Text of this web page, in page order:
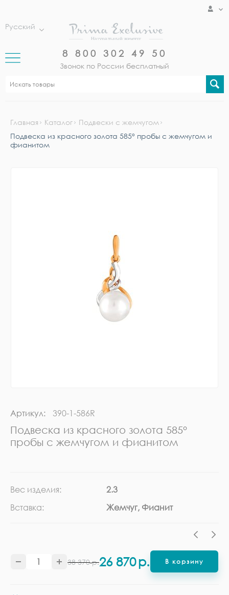
Русский
8 800 302 49 50
Звонок по России бесплатный
Главная Каталог
Подвески с жемчугом
Подвеска из красного золота 585° пробы с жемчугом и
фианитом
Артикул: 390-1-586R
Подвеска из красного золота 585°
пробы с жемчугом и фианитом
Вес изделия:
2.3
Вставка:
Жемчуг, Фианит
38 370 р.26 870р. В корзину